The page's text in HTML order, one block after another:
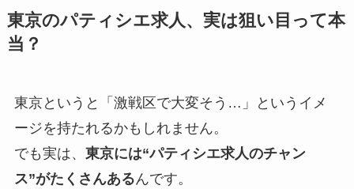
東京のパティシエ求人、実は狙い目って本
当？
東京というと「激戦区で大変そう…」というイメ
ージを持たれるかもしれません。
でも実は、 東京には“パティシエ求人のチャン
ス”がたくさんあるんです。